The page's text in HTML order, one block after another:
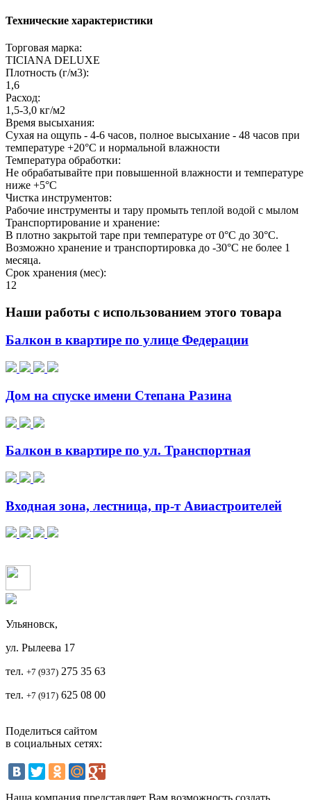
Технические характеристики
Торговая марка:
TICIANA DELUXE
Плотность (г/м3):
1,6
Расход:
1,5-3,0 кг/м2
Время высыхания:
Сухая на ощупь - 4-6 часов, полное высыхание - 48 часов при
температуре +20°C и нормальной влажности
Температура обработки:
Не обрабатывайте при повышенной влажности и температуре
ниже +5°C
Чистка инструментов:
Рабочие инструменты и тару промыть теплой водой с мылом
Транспортирование и хранение:
В плотно закрытой таре при температуре от 0°C до 30°С.
Возможно хранение и транспортировка до -30°C не более 1
месяца.
Срок хранения (мес):
12
Наши работы с использованием этого товара
Балкон в квартире по улице Федерации
Дом на спуске имени Степана Разина
Балкон в квартире по ул. Транспортная
Входная зона, лестница, пр-т Авиастроителей
Ульяновск,
ул. Рылеева 17
тел. +7 (937) 275 35 63
тел. +7 (917) 625 08 00
Поделиться сайтом
в социальных сетях: